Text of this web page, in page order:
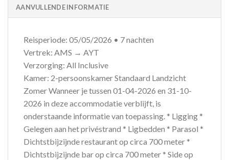
AANVULLENDE INFORMATIE
Reisperiode: 05/05/2026 • 7 nachten
Vertrek: AMS → AYT
Verzorging: All Inclusive
Kamer: 2-persoonskamer Standaard Landzicht
Zomer Wanneer je tussen 01-04-2026 en 31-10-
2026 in deze accommodatie verblijft, is
onderstaande informatie van toepassing. * Ligging *
Gelegen aan het privéstrand * Ligbedden * Parasol *
Dichtstbijzijnde restaurant op circa 700 meter *
Dichtstbijzijnde bar op circa 700 meter * Side op